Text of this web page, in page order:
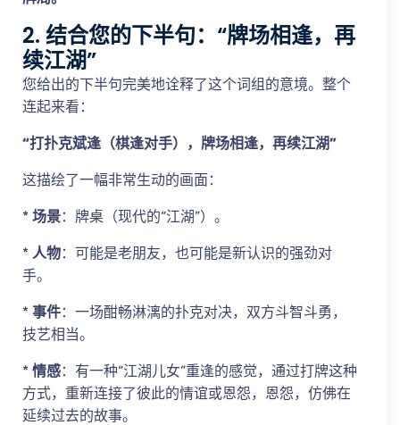
2. 结合您的下半句：“牌场相逢，再
续江湖”
您给出的下半句完美地诠释了这个词组的意境。整个
连起来看：
“打扑克斌逢（棋逢对手），牌场相逢，再续江湖”
这描绘了一幅非常生动的画面：
* 场景：牌桌（现代的“江湖”）。
* 人物：可能是老朋友，也可能是新认识的强劲对
手。
* 事件：一场酣畅淋漓的扑克对决，双方斗智斗勇，
技艺相当。
* 情感：有一种“江湖儿女”重逢的感觉，通过打牌这种
方式，重新连接了彼此的情谊或恩怨，恩怨，仿佛在
延续过去的故事。